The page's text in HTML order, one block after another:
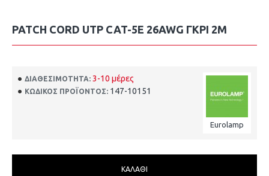
PATCH CORD UTP CAT-5E 26AWG ΓΚΡΙ 2M
ΔΙΑΘΕΣΙΜΌΤΗΤΑ: 3-10 μέρες
ΚΩΔΙΚΌΣ ΠΡΟΪΌΝΤΟΣ: 147-10151
Eurolamp
ΚΑΛΆΘΙ